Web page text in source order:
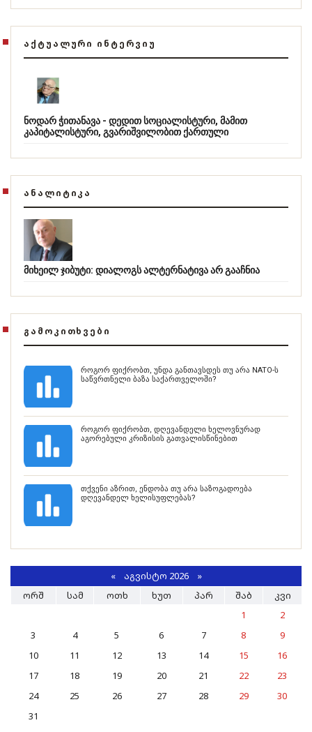
ᲐᲥᲢᲣᲐᲚᲣᲠᲘ ᲘᲜᲢᲔᲠᲕᲘᲣ
ნოდარ ჭითანავა - დედით სოციალისტური, მამით
კაპიტალისტური, გვარიშვილობით ქართული
ᲐᲜᲐᲚᲘᲢᲘᲙᲐ
მიხეილ ჯიბუტი: დიალოგს ალტერნატივა არ გააჩნია
ᲒᲐᲛᲝᲙᲘᲗᲮᲕᲔᲑᲘ
როგორ ფიქრობთ, უნდა განთავსდეს თუ არა NATO-ს
საწვრთნელი ბაზა საქართველოში?
როგორ ფიქრობთ, დღევანდელი ხელოვნურად
აგორებული კრიზისის გათვალისწინებით
თქვენი აზრით, ენდობა თუ არა საზოგადოება
დღევანდელ ხელისუფლებას?
«ᲐᲒᲕᲘᲡᲢᲝ 2026 »
ᲝᲠᲨ
ᲡᲐᲛ ᲝᲗᲮ ᲮᲣᲗ ᲞᲐᲠ ᲨᲐᲑ
ᲙᲕᲘ
1
2
3
4 5 6 7 8
9
10
11 12 13 14 15
16
17
18 19 20 21 22
23
24
25 26 27 28 29
30
31